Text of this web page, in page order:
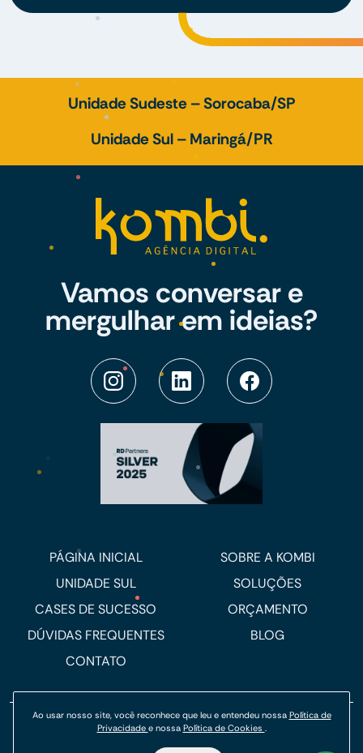
Unidade Sudeste – Sorocaba/SP
Unidade Sul – Maringá/PR
Vamos conversar e
mergulhar em ideias?
PÁGINA INICIAL
SOBRE A KOMBI
UNIDADE SUL
SOLUÇÕES
CASES DE SUCESSO
ORÇAMENTO
DÚVIDAS FREQUENTES
BLOG
CONTATO
Política de Privacidade
Ao usar nosso site, você reconhece que leu e entendeu nossa Política de
Privacidade e nossa Política de Cookies .